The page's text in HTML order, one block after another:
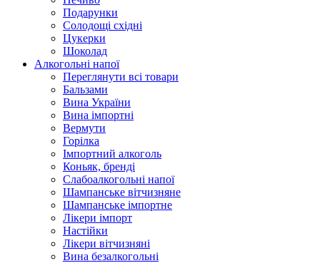
Подарунки
Солодощі східні
Цукерки
Шоколад
Алкогольні напої
Переглянути всі товари
Бальзами
Вина України
Вина імпортні
Вермути
Горілка
Імпортний алкоголь
Коньяк, бренді
Слабоалкогольні напої
Шампанське вітчизняне
Шампанське імпортне
Лікери імпорт
Настійки
Лікери вітчизняні
Вина безалкогольні